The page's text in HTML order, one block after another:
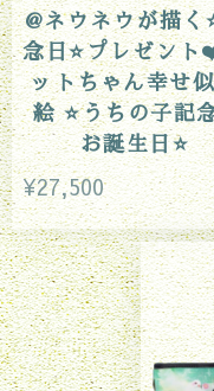
@ネウネウが描く
念日⭐️プレゼン
ットちゃん幸せ
絵 ⭐️うちの子記
お誕生日⭐️
¥27,500